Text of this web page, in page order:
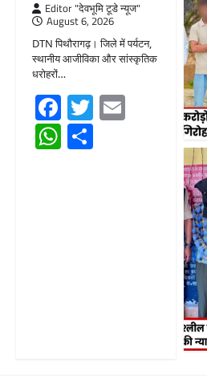
Editor "देवभूमि टूडे न्यूज"
August 6, 2026
DTN पिथौरागढ़। जिले में पर्यटन,
स्थानीय आजीविका और सांस्कृतिक
धरोहरों…
Facebook
TwitterEmail
WhatsApp